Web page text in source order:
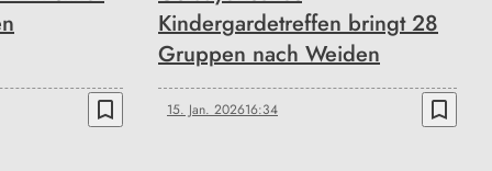
bookmark_border
Kindergardetreffen bringt 28
Gruppen nach Weiden
15. Jan. 202616:34 bookmark_border